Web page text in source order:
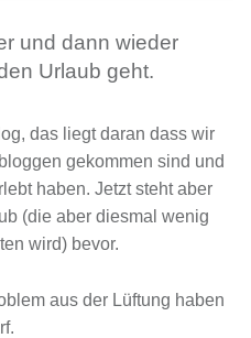
und dann wieder
Urlaub geht.
das liegt daran dass wir
gekommen sind und
haben. Jetzt steht aber
(die aber diesmal wenig
wird) bevor.
aus der Lüftung haben